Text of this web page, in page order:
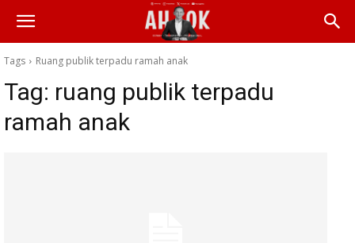
Tags Ruang publik terpadu ramah anak
Tag: ruang publik terpadu
ramah anak